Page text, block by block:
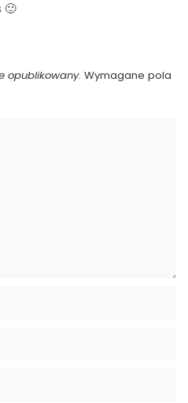
🙂
opublikowany. Wymagane pola